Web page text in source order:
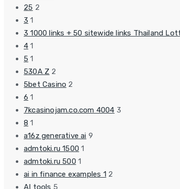
25 2
3 1
3 1000 links + 50 sitewide links Thailand
4 1
5 1
530A Z 2
5bet Casino 2
6 1
7kcasinojam.co.com 4004 3
8 1
a16z generative ai 9
admtoki.ru 1500 1
admtoki.ru 500 1
ai in finance examples 1 2
AI tools 5